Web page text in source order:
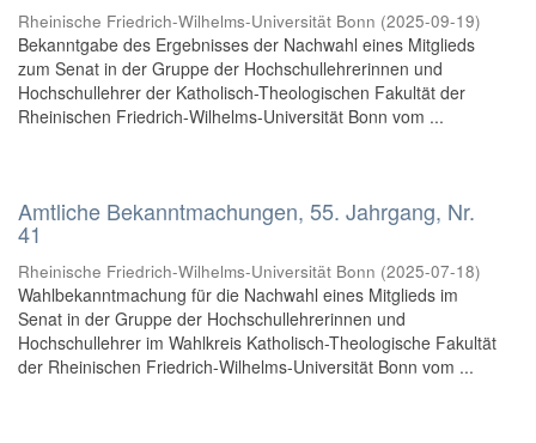
Rheinische Friedrich-Wilhelms-Universität Bonn (2025-09-19)
Bekanntgabe des Ergebnisses der Nachwahl eines Mitglieds
zum Senat in der Gruppe der Hochschullehrerinnen und
Hochschullehrer der Katholisch-Theologischen Fakultät der
Rheinischen Friedrich-Wilhelms-Universität Bonn vom ...
Amtliche Bekanntmachungen, 55. Jahrgang, Nr.
41
Rheinische Friedrich-Wilhelms-Universität Bonn (2025-07-18)
Wahlbekanntmachung für die Nachwahl eines Mitglieds im
Senat in der Gruppe der Hochschullehrerinnen und
Hochschullehrer im Wahlkreis Katholisch-Theologische Fakultät
der Rheinischen Friedrich-Wilhelms-Universität Bonn vom ...